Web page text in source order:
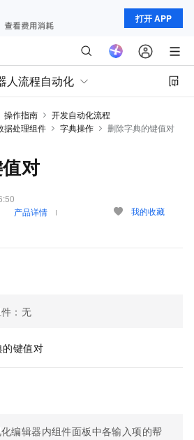
打开 APP
人流程自动化
操作指南
开发自动化流程
据处理组件 字典操作 删除字典的键值对
对
产品详情 我的收藏
：无
键值对
编辑器内组件面板中各输入项的帮